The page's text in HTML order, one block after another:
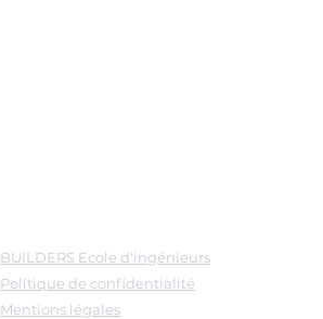
BUILDERS Ecole d'ingénieurs
Politique de confidentialité
Mentions légales